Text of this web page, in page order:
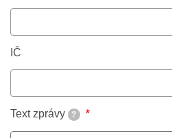
IČ
Text zprávy ?